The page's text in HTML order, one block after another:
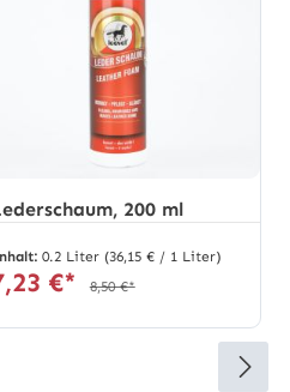
200 ml
0.2 Liter (36,15 € / 1 Liter)
€* 8,50 €*